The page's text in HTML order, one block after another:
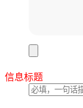
信息标题